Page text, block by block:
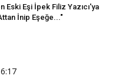
Eski Eşi İpek Filiz Yazıcı'ya
İnip Eşeğe..."